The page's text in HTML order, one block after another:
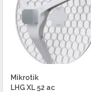
Mikrotik
LHG XL 52 ac